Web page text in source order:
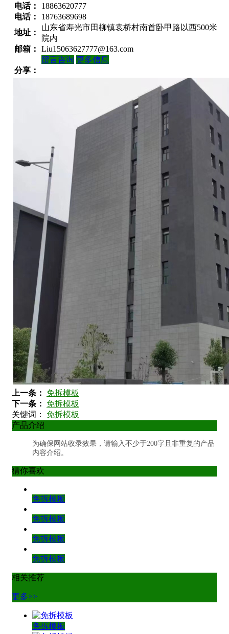
电话：
18863620777
电话：
18763689698
地址：
山东省寿光市田柳镇袁桥村南首卧甲路以西500米
院内
邮箱：
Liu15063627777@163.com
留言咨询 更多信息
分享：
上一条：
免拆模板
下一条：
免拆模板
关键词： 免拆模板
产品介绍
为确保网站收录效果，请输入不少于200字且非重复的产品
内容介绍。
猜你喜欢
免拆模板
免拆模板
免拆模板
免拆模板
相关推荐
更多>>
免拆模板